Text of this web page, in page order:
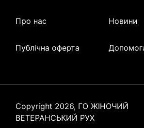
Про нас
Публічна оферта
Новини
Copyright 2026, ГО ЖІНОЧИЙ
ВЕТЕРАНСЬКИЙ РУХ